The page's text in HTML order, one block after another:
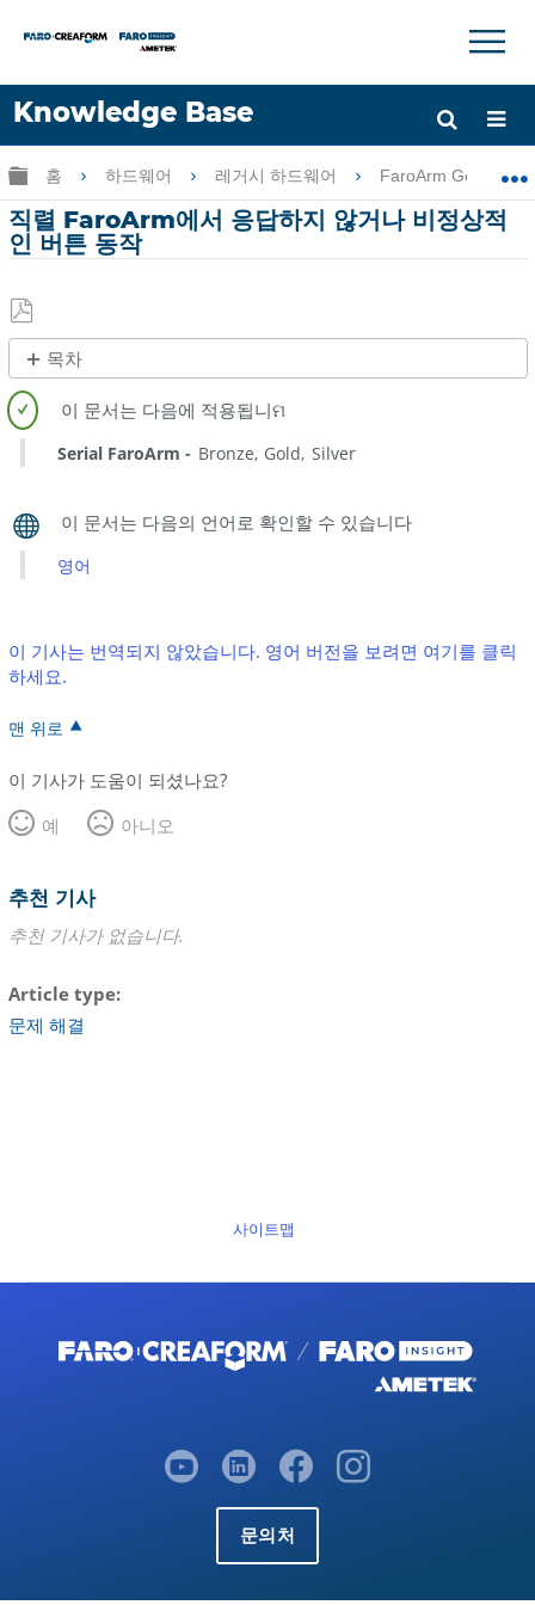
Knowledge Base
언어
도움 받기 로그인
×
글로벌 계층 확장/축소
홈 하드웨어 레거시 하드웨어 FaroArm Gold-
직렬 FaroArm에서 응답하지 않거나 비정상적
인 버튼 동작
PDF
로
저
장
목차
제
목
없
음
Serial FaroArm Bronze Gold Silver
영어
이 기사는 번역되지 않았습니다. 영어 버전을 보려면 여기를 클릭
하세요.
맨 위로
이 기사가 도움이 되셨나요?
예
아니오
추천 기사
추천 기사가 없습니다.
Article type
문제 해결
사이트맵
문의처